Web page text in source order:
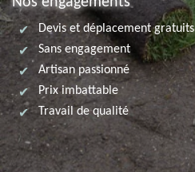
Devis et déplacement gratuits
Sans engagement
Artisan passionné
Prix imbattable
Travail de qualité